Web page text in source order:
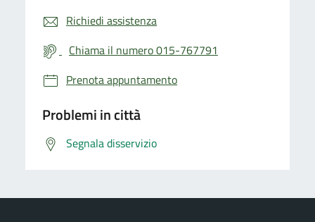
Richiedi assistenza
Chiama il numero 015-767791
Prenota appuntamento
Problemi in città
Segnala disservizio